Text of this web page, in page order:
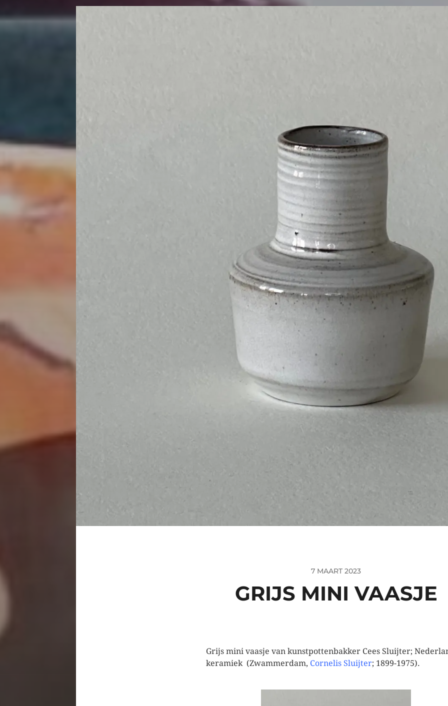
7 MAART 2023
GRIJS MINI VAASJE
Grijs mini vaasje van kunstpottenbakker Cees Sluijter;
keramiek (Zwammerdam, Cornelis Sluijter; 1899-1975).